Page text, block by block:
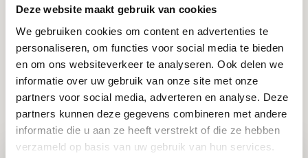
Deze website maakt gebruik van cookies
We gebruiken cookies om content en advertenties te
personaliseren, om functies voor social media te bieden
en om ons websiteverkeer te analyseren. Ook delen we
informatie over uw gebruik van onze site met onze
partners voor social media, adverteren en analyse. Deze
partners kunnen deze gegevens combineren met andere
informatie die u aan ze heeft verstrekt of die ze hebben
verzameld op basis van uw gebruik van hun services.
Bart M. Diepenbroek & Loesje
Share!
Share
Share
via:
Share
via:
Share
via:
Share
Meer inspiratie
Lees